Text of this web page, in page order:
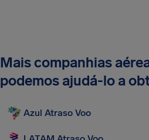
Mais companhias
podemos ajudá-lo a
Azul Atraso Voo